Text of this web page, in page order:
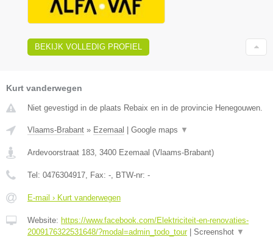
BEKIJK VOLLEDIG PROFIEL
Kurt vanderwegen
Niet gevestigd in de plaats Rebaix en in de provincie Henegouwen.
Vlaams-Brabant » Ezemaal Google maps ▼
Ardevoorstraat 183, 3400 Ezemaal (Vlaams-Brabant)
Tel: 0476304917, Fax: -, BTW-nr: -
E-mail › Kurt vanderwegen
Website: https://www.facebook.com/Elektriciteit-en-renovaties-
2009176322531648/?modal=admin_todo_tour| Screenshot ▼